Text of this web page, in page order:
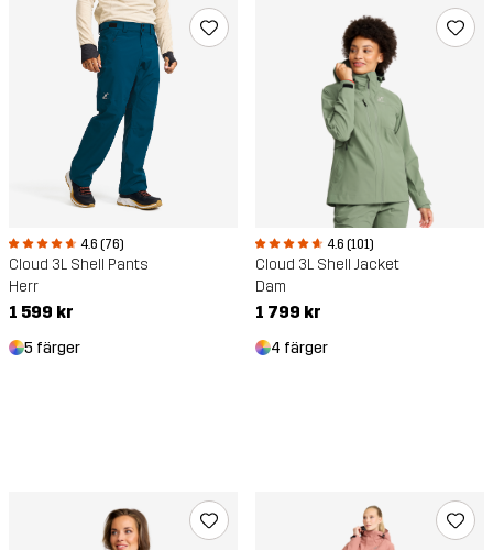
4.6 (76)
Cloud 3L Shell Pants
Herr
1 599 kr
5 färger
4.6 (101)
Cloud 3L Shell Jacket
Dam
1 799 kr
4 färger